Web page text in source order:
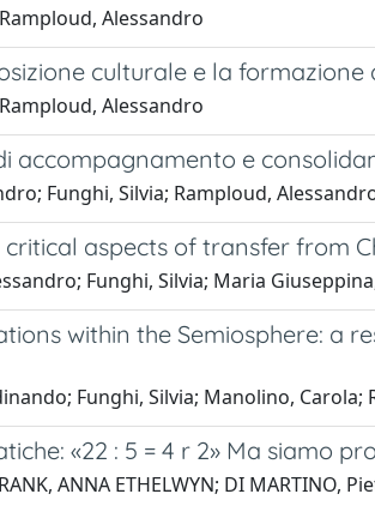
Alessandro
culturale e la
Alessandro
accompagnamento e
Funghi, Silvia; Ramploud,
critical aspects of transfer from
Funghi, Silvia; Maria
within the Semiosphere: a
Funghi, Silvia; Manolino,
«22 : 5 = 4 r 2» Ma siamo
ANNA ETHELWYN; DI MARTINO,